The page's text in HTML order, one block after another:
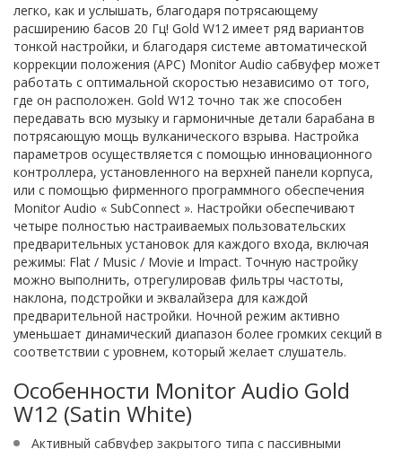
легко, как и услышать, благодаря потрясающему
расширению басов 20 Гц! Gold W12 имеет ряд вариантов
тонкой настройки, и благодаря системе автоматической
коррекции положения (APC) Monitor Audio сабвуфер может
работать с оптимальной скоростью независимо от того,
где он расположен. Gold W12 точно так же способен
передавать всю музыку и гармоничные детали барабана в
потрясающую мощь вулканического взрыва. Настройка
параметров осуществляется с помощью инновационного
контроллера, установленного на верхней панели корпуса,
или с помощью фирменного программного обеспечения
Monitor Audio « SubConnect ». Настройки обеспечивают
четыре полностью настраиваемых пользовательских
предварительных установок для каждого входа, включая
режимы: Flat / Music / Movie и Impact. Точную настройку
можно выполнить, отрегулировав фильтры частоты,
наклона, подстройки и эквалайзера для каждой
предварительной настройки. Ночной режим активно
уменьшает динамический диапазон более громких секций в
соответствии с уровнем, который желает слушатель.
Особенности Monitor Audio Gold
W12 (Satin White)
Активный сабвуфер закрытого типа с пассивными